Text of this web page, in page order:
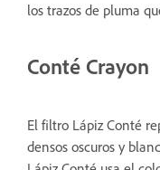
los trazos de pluma
Conté Crayon
El filtro Lápiz Conté
densos oscuros y